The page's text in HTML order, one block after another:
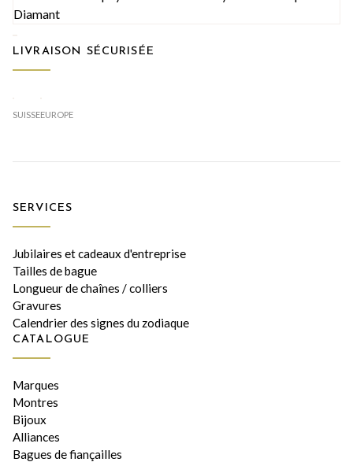
LIVRAISON SÉCURISÉE
SUISSEEUROPE
SERVICES
Jubilaires et cadeaux d'entreprise
Tailles de bague
Longueur de chaînes / colliers
Gravures
Calendrier des signes du zodiaque
CATALOGUE
Marques
Montres
Bijoux
Alliances
Bagues de fiançailles